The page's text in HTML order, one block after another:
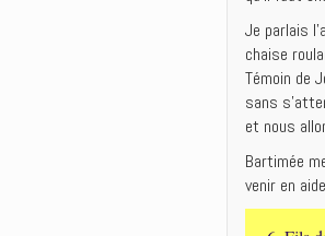
Je parlais
chaise
Témoin de
sans
et nous
Bartimée
venir en